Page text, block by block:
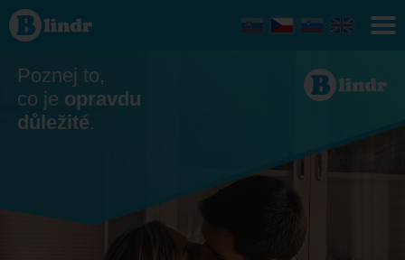
Seznamka
- Ona
hledá
Poznej to,
co je opravdu
důležité.